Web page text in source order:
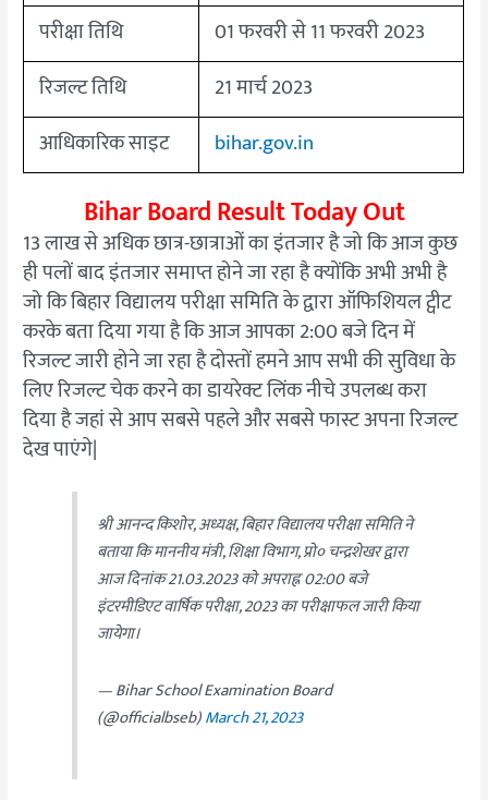
परीक्षा तिथि
01 फरवरी से 11 फरवरी 2023
रिजल्ट तिथि
21 मार्च 2023
आधिकारिक साइट
bihar.gov.in
Bihar Board Result Today Out
13 लाख से अधिक छात्र-छात्राओं का इंतजार है जो कि आज कुछ
ही पलों बाद इंतजार समाप्त होने जा रहा है क्योंकि अभी अभी है
जो कि बिहार विद्यालय परीक्षा समिति के द्वारा ऑफिशियल ट्वीट
करके बता दिया गया है कि आज आपका 2:00 बजे दिन में
रिजल्ट जारी होने जा रहा है दोस्तों हमने आप सभी की सुविधा के
लिए रिजल्ट चेक करने का डायरेक्ट लिंक नीचे उपलब्ध करा
दिया है जहां से आप सबसे पहले और सबसे फास्ट अपना रिजल्ट
देख पाएंगे|
श्री आनन्द किशोर, अध्यक्ष, बिहार विद्यालय परीक्षा समिति ने
बताया कि माननीय मंत्री, शिक्षा विभाग, प्रो० चन्द्रशेखर द्वारा
आज दिनांक 21.03.2023 को अपराह्न 02:00 बजे
इंटरमीडिएट वार्षिक परीक्षा, 2023 का परीक्षाफल जारी किया
जायेगा।
— Bihar School Examination Board
(@officialbseb)March 21, 2023